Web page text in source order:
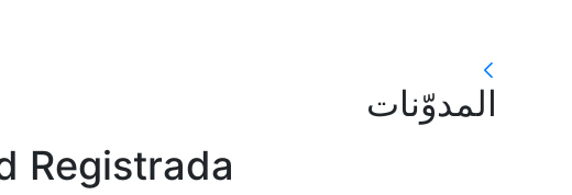
المدوّنات
Registrada